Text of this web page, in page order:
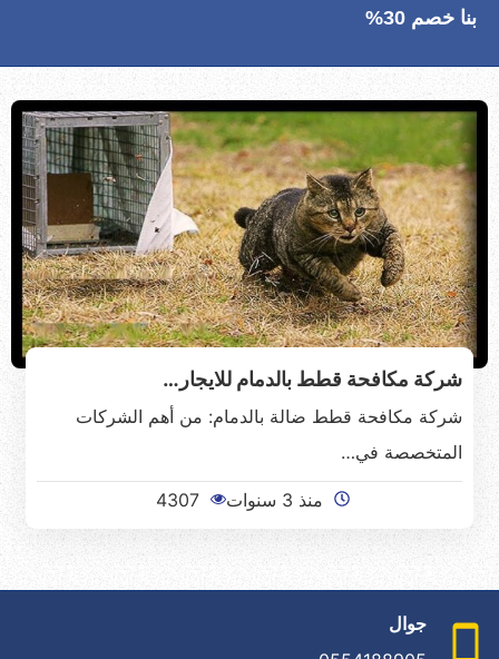
بنا خصم 30%
شركة مكافحة قطط بالدمام للايجار…
شركة مكافحة قطط ضالة بالدمام: من أهم الشركات
المتخصصة في…
منذ 3 سنوات 4307
جوال